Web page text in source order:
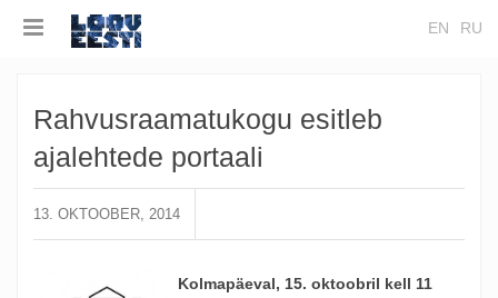
RU
EN
Rahvusraamatukogu esitleb
ajalehtede portaali
13. OKTOOBER, 2014
Kolmapäeval, 15. oktoobril kell 11